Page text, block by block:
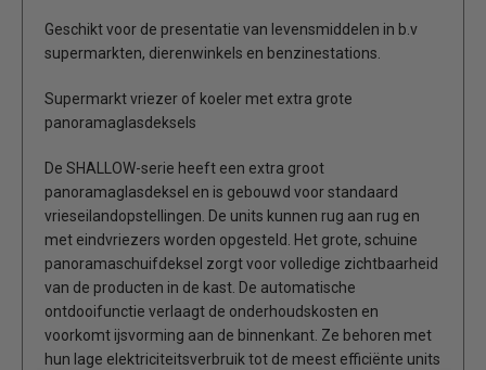
Geschikt voor de presentatie van levensmiddelen in b.v
supermarkten, dierenwinkels en benzinestations.
Supermarkt vriezer of koeler met extra grote
panoramaglasdeksels
De SHALLOW-serie heeft een extra groot
panoramaglasdeksel en is gebouwd voor standaard
vrieseilandopstellingen. De units kunnen rug aan rug en
met eindvriezers worden opgesteld. Het grote, schuine
panoramaschuifdeksel zorgt voor volledige zichtbaarheid
van de producten in de kast. De automatische
ontdooifunctie verlaagt de onderhoudskosten en
voorkomt ijsvorming aan de binnenkant. Ze behoren met
hun lage elektriciteitsverbruik tot de meest efficiënte units